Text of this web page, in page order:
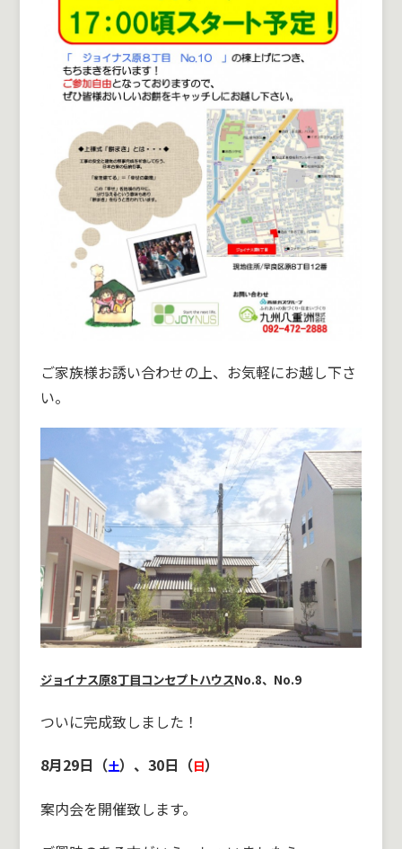
ご家族様お誘い合わせの上、お気軽にお越し下さ
い。
ジョイナス原8丁目コンセプトハウスNo.8、No.9
ついに完成致しました！
8月29日（土）、30日（日）
案内会を開催致します。